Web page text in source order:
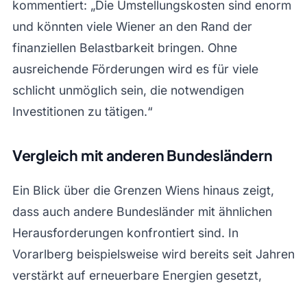
kommentiert: „Die Umstellungskosten sind enorm
und könnten viele Wiener an den Rand der
finanziellen Belastbarkeit bringen. Ohne
ausreichende Förderungen wird es für viele
schlicht unmöglich sein, die notwendigen
Investitionen zu tätigen.“
Vergleich mit anderen Bundesländern
Ein Blick über die Grenzen Wiens hinaus zeigt,
dass auch andere Bundesländer mit ähnlichen
Herausforderungen konfrontiert sind. In
Vorarlberg beispielsweise wird bereits seit Jahren
verstärkt auf erneuerbare Energien gesetzt,